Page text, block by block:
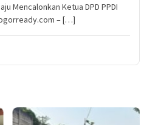
Mencalonkan Ketua DPD PPDI
– […]